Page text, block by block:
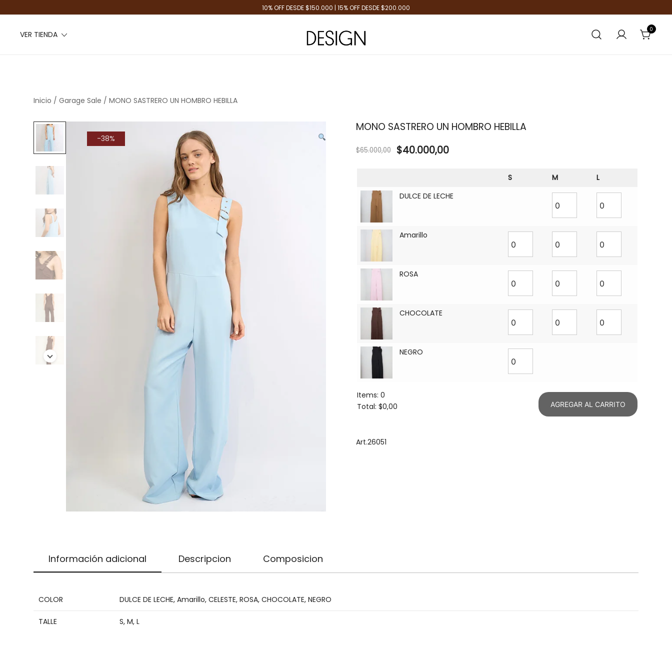
10% OFF DESDE $150.000 | 15% OFF DESDE $200.000
VER TIENDA
0
Inicio / Garage Sale / MONO SASTRERO UN HOMBRO HEBILLA
-38%
MONO SASTRERO UN HOMBRO HEBILLA
$65.000,00 $40.000,00
S M
L
DULCE DE LECHE
Amarillo
ROSA
CHOCOLATE
NEGRO
Items: 0
Total: $0,00
Your
AGREGAR AL CARRITO
Art.26051
Información adicional Descripcion Composicion
COLOR DULCE DE LECHE, Amarillo, CELESTE, ROSA, CHOCOLATE, NEGRO
TALLE S, M, L